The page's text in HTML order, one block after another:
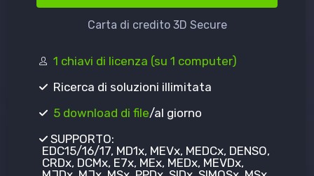
Carta di credito 3D Secure
1 chiavi di licenza (su 1 computer)
Ricerca di soluzioni illimitata
5 download di file/al giorno
SUPPORTO:
EDC15/16/17, MD1x, MEVx, MEDCx, DENSO,
CRDx, DCMx, E7x, MEx, MEDx, MEVDx,